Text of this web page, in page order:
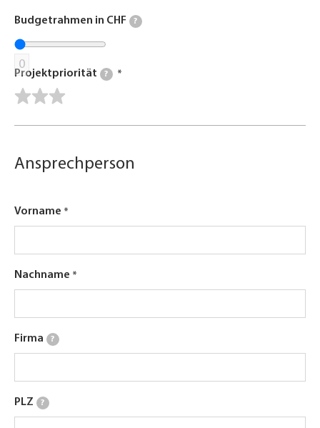
Budgetrahmen in CHF ?
0
Projektpriorität ?
Ansprechperson
Vorname
Nachname
Firma ?
PLZ ?